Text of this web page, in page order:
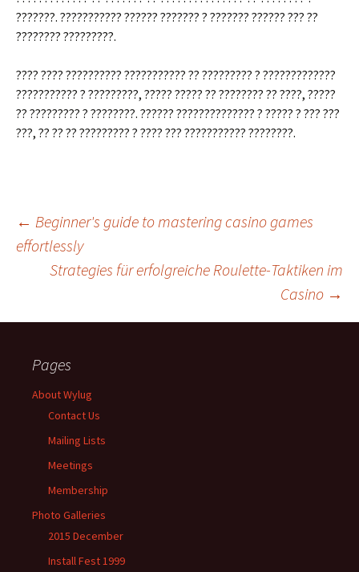
???????. ??????????? ?????? ??????? ? ??????? ?????? ??? ??
???????? ?????????.
???? ???? ?????????? ??????????? ?? ????????? ? ?????????????
??????????? ? ?????????, ????? ????? ?? ???????? ?? ????, ?????
?? ????????? ? ????????. ?????? ?????????????? ? ????? ? ??? ???
???, ?? ?? ?? ????????? ? ???? ??? ??????????? ????????.
Post
navigation
← Beginner's guide to mastering casino games
effortlessly
Strategies für erfolgreiche Roulette-Taktiken im
Casino →
Pages
About Wylug
Contact Us
Mailing Lists
Meetings
Membership
Photo Galleries
2015 December
Install Fest 1999